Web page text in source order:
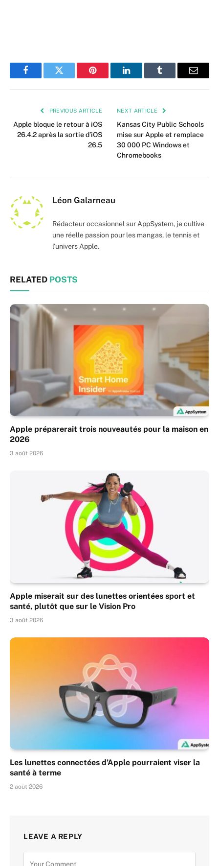
FacebookTwitter Pinterest LinkedInTumblr Email
PREVIOUS ARTICLE
Apple bloque le retour à iOS
26.4.2 après la sortie d’iOS
26.5
NEXT ARTICLE
Kansas City Public Schools
mise sur Apple et remplace
30 000 PC Windows et
Chromebooks
Léon Galarneau
Rédacteur occasionnel sur AppSystem, je cultive
une réelle passion pour les mangas, le tennis et
l'univers Apple.
RELATED POSTS
Apple préparerait trois nouveautés pour la maison en
2026
3 août 2026
Apple miserait sur des lunettes orientées sport et
santé, plutôt que sur le Vision Pro
3 août 2026
Les lunettes connectées d’Apple pourraient viser la
santé à terme
2 août 2026
LEAVE A REPLY